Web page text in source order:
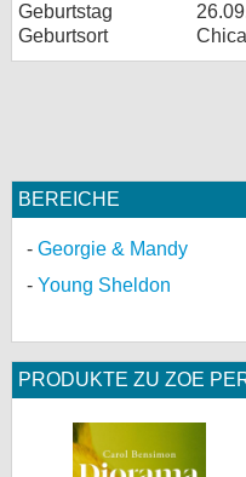
Geburtstag
Geburtsort
BEREICHE
Georgie & Mandy
Young Sheldon
PRODUKTE ZU ZOE